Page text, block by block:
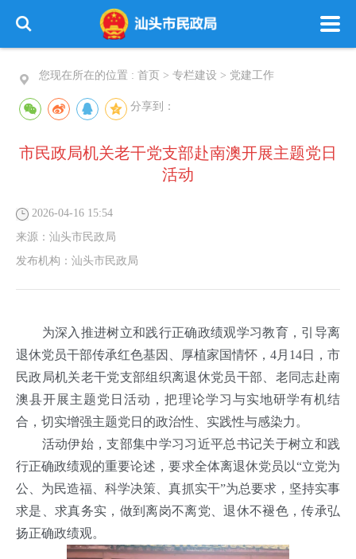
您现在所在的位置 : 首页 > 专栏建设 > 党建工作
分享到：
市民政局机关老干党支部赴南澳开展主题党日
活动
2026-04-16 15:54
来源： 汕头市民政局
发布机构： 汕头市民政局
为深入推进树立和践行正确政绩观学习教育，引导离
退休党员干部传承红色基因、厚植家国情怀，4月14日，市
民政局机关老干党支部组织离退休党员干部、老同志赴南
澳县开展主题党日活动，把理论学习与实地研学有机结
合，切实增强主题党日的政治性、实践性与感染力。
活动伊始，支部集中学习习近平总书记关于树立和践
行正确政绩观的重要论述，要求全体离退休党员以“立党为
公、为民造福、科学决策、真抓实干”为总要求，坚持实事
求是、求真务实，做到离岗不离党、退休不褪色，传承弘
扬正确政绩观。